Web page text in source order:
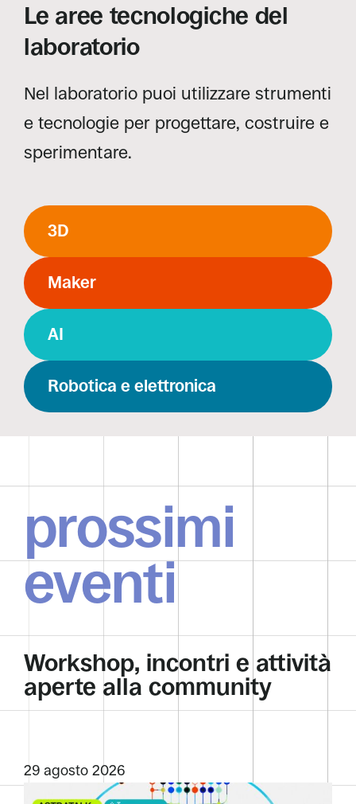
Le aree tecnologiche del
laboratorio
Nel laboratorio puoi utilizzare strumenti
e tecnologie per progettare, costruire e
sperimentare.
3D
Maker
AI
Robotica e elettronica
prossimi
eventi
Workshop, incontri e attività
aperte alla community
29 agosto 2026